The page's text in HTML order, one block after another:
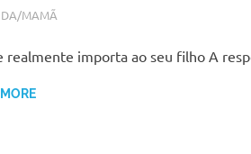
28, 2017
MAMÃ
realmente importa ao seu filho A